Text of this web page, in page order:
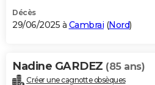
Décès
29/06/2025 à Cambrai (Nord)
Nadine GARDEZ (85 ans)
Créer une cagnotte obsèques